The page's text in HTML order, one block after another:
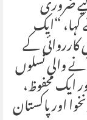
“ایککے
والی نسلوں
ایک محفوظ،
اور پاکستان